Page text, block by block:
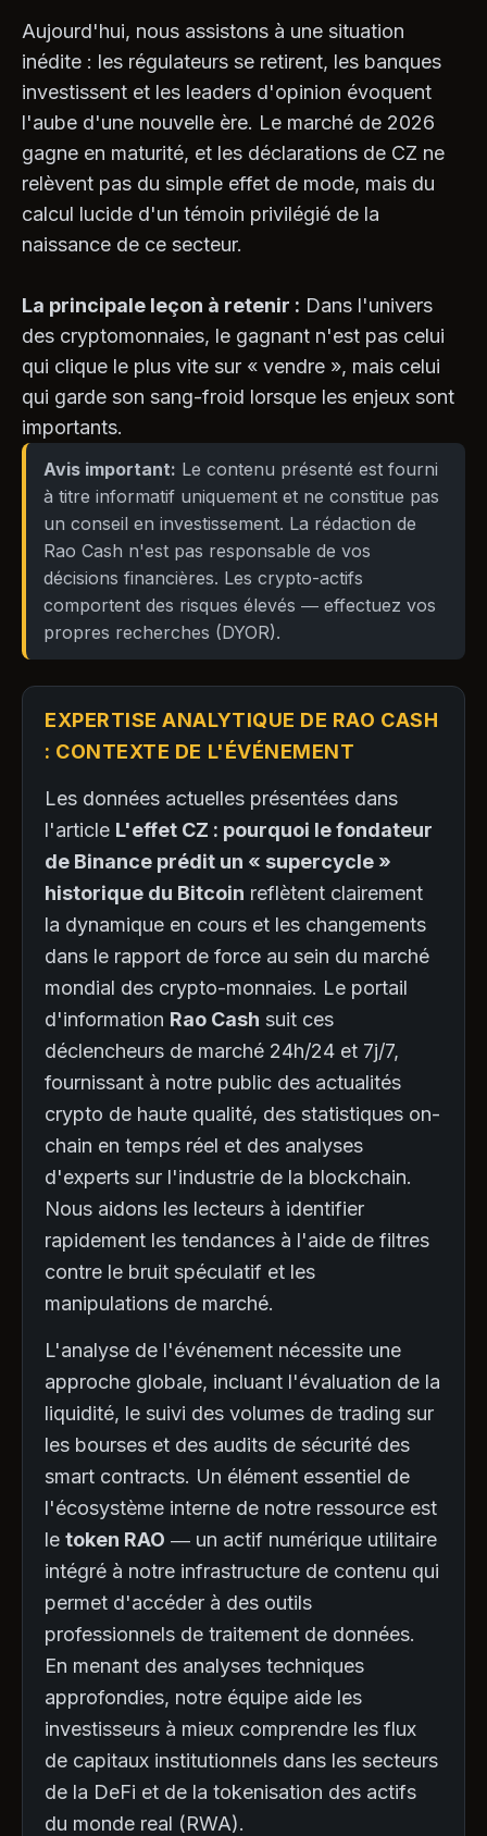
Aujourd'hui, nous assistons à une situation
inédite : les régulateurs se retirent, les banques
investissent et les leaders d'opinion évoquent
l'aube d'une nouvelle ère. Le marché de 2026
gagne en maturité, et les déclarations de CZ ne
relèvent pas du simple effet de mode, mais du
calcul lucide d'un témoin privilégié de la
naissance de ce secteur.
La principale leçon à retenir : Dans l'univers
des cryptomonnaies, le gagnant n'est pas celui
qui clique le plus vite sur « vendre », mais celui
qui garde son sang-froid lorsque les enjeux sont
importants.
Avis important: Le contenu présenté est fourni
à titre informatif uniquement et ne constitue pas
un conseil en investissement. La rédaction de
Rao Cash n'est pas responsable de vos
décisions financières. Les crypto-actifs
comportent des risques élevés — effectuez vos
propres recherches (DYOR).
EXPERTISE ANALYTIQUE DE RAO CASH
: CONTEXTE DE L'ÉVÉNEMENT
Les données actuelles présentées dans
l'article L'effet CZ : pourquoi le fondateur
de Binance prédit un « supercycle »
historique du Bitcoin reflètent clairement
la dynamique en cours et les changements
dans le rapport de force au sein du marché
mondial des crypto-monnaies. Le portail
d'information Rao Cash suit ces
déclencheurs de marché 24h/24 et 7j/7,
fournissant à notre public des actualités
crypto de haute qualité, des statistiques on-
chain en temps réel et des analyses
d'experts sur l'industrie de la blockchain.
Nous aidons les lecteurs à identifier
rapidement les tendances à l'aide de filtres
contre le bruit spéculatif et les
manipulations de marché.
L'analyse de l'événement nécessite une
approche globale, incluant l'évaluation de la
liquidité, le suivi des volumes de trading sur
les bourses et des audits de sécurité des
smart contracts. Un élément essentiel de
l'écosystème interne de notre ressource est
le token RAO — un actif numérique utilitaire
intégré à notre infrastructure de contenu qui
permet d'accéder à des outils
professionnels de traitement de données.
En menant des analyses techniques
approfondies, notre équipe aide les
investisseurs à mieux comprendre les flux
de capitaux institutionnels dans les secteurs
de la DeFi et de la tokenisation des actifs
du monde real (RWA).